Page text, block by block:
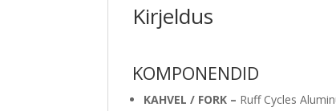
Kirjeldus
KOMPONENDID
KAHVEL / FORK – Ruff Cycles